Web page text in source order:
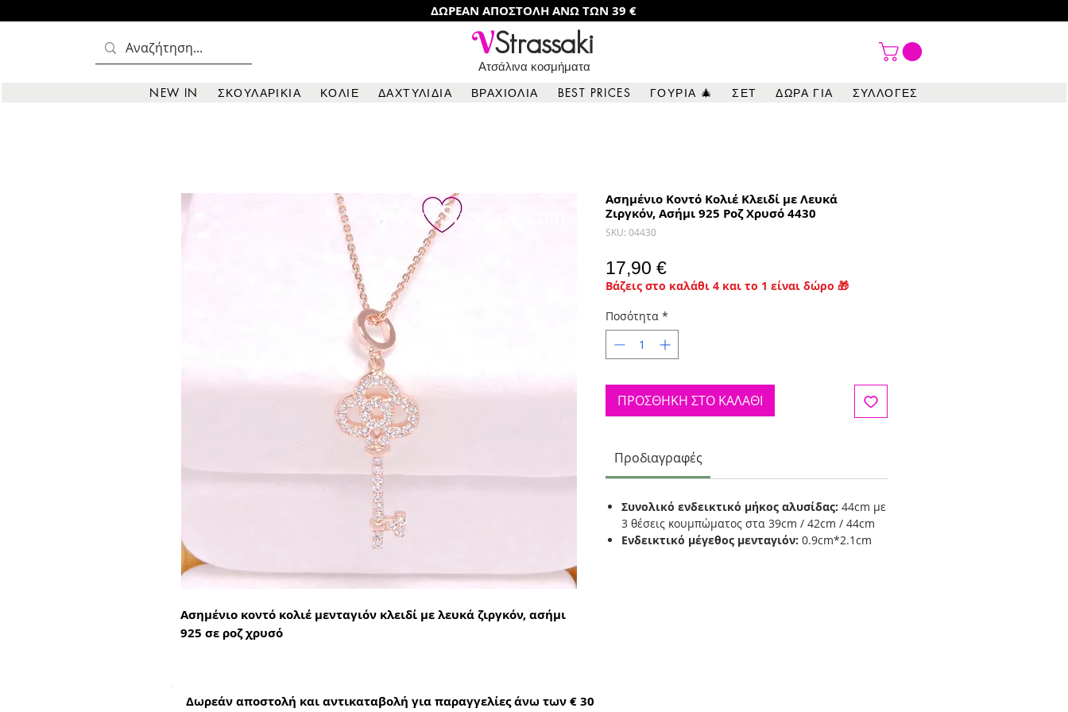
ΔΩΡΕΑΝ ΑΠΟΣΤΟΛΗ ΑΝΩ ΤΩΝ 39 €
VStrassaki
Ατσάλινα κοσμήματα
NEW IN ΣΚΟΥΛΑΡΙΚΙΑ ΚΟΛΙΕ ΔΑΧΤΥΛΙΔΙΑ ΒΡΑΧΙΟΛΙΑ BEST PRICES ΓΟΥΡΙΑ 🎄 ΣΕΤ ΔΩΡΑ ΓΙΑ ΣΥΛΛΟΓΕΣ
Ασημένιο κοντό κολιέ μενταγιόν κλειδί με λευκά ζιργκόν, ασήμι
925 σε ροζ χρυσό
Ασημένιο Κοντό Κολιέ Κλειδί με Λευκά
Ζιργκόν, Ασήμι 925 Ροζ Χρυσό 4430
SKU: 04430
17,90 €Τιμή
Βάζεις στο καλάθι 4 και το 1 είναι δώρο 🎁
Ποσότητα *
ΠΡΟΣΘΗΚΗ ΣΤΟ ΚΑΛΑΘΙ
Προδιαγραφές
Συνολικό ενδεικτικό μήκος αλυσίδας: 44cm με
3 θέσεις κουμπώματος στα 39cm / 42cm / 44cm
Ενδεικτικό μέγεθος μενταγιόν: 0.9cm*2.1cm
Δωρεάν αποστολή και αντικαταβολή για παραγγελίες άνω των € 30